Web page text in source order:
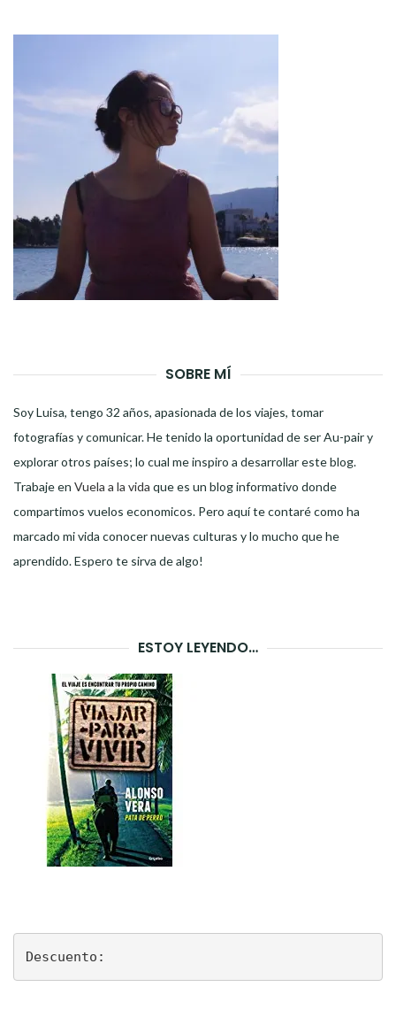
SOBRE MÍ
Soy Luisa, tengo 32 años, apasionada de los viajes, tomar
fotografías y comunicar. He tenido la oportunidad de ser Au-pair y
explorar otros países; lo cual me inspiro a desarrollar este blog.
Trabaje en Vuela a la vida que es un blog informativo donde
compartimos vuelos economicos. Pero aquí te contaré como ha
marcado mi vida conocer nuevas culturas y lo mucho que he
aprendido. Espero te sirva de algo!
ESTOY LEYENDO…
Descuento: